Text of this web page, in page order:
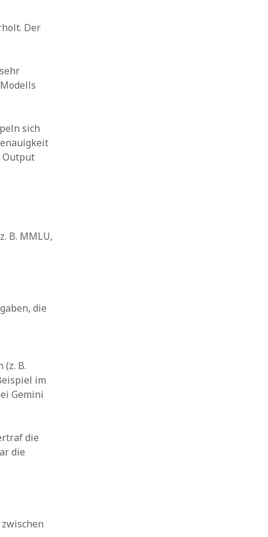
Der
sich
Output
B. MMLU,
die
B.
im
Gemini
die
die